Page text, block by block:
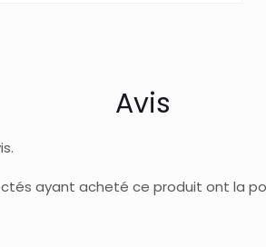
Avis
ayant acheté ce produit ont la